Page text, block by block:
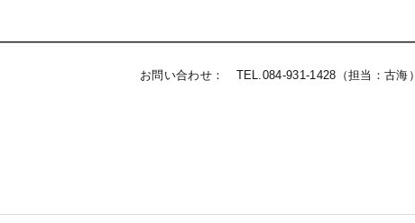
お問い合わせ： TEL.084-931-1428（担当：古海）